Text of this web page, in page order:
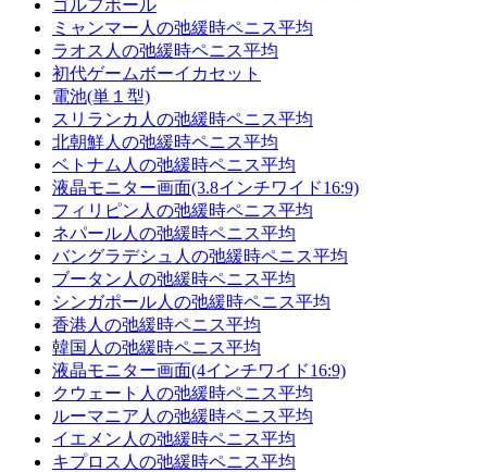
ゴルフボール
ミャンマー人の弛緩時ペニス平均
ラオス人の弛緩時ペニス平均
初代ゲームボーイカセット
電池(単１型)
スリランカ人の弛緩時ペニス平均
北朝鮮人の弛緩時ペニス平均
ベトナム人の弛緩時ペニス平均
液晶モニター画面(3.8インチワイド16:9)
フィリピン人の弛緩時ペニス平均
ネパール人の弛緩時ペニス平均
バングラデシュ人の弛緩時ペニス平均
ブータン人の弛緩時ペニス平均
シンガポール人の弛緩時ペニス平均
香港人の弛緩時ペニス平均
韓国人の弛緩時ペニス平均
液晶モニター画面(4インチワイド16:9)
クウェート人の弛緩時ペニス平均
ルーマニア人の弛緩時ペニス平均
イエメン人の弛緩時ペニス平均
キプロス人の弛緩時ペニス平均